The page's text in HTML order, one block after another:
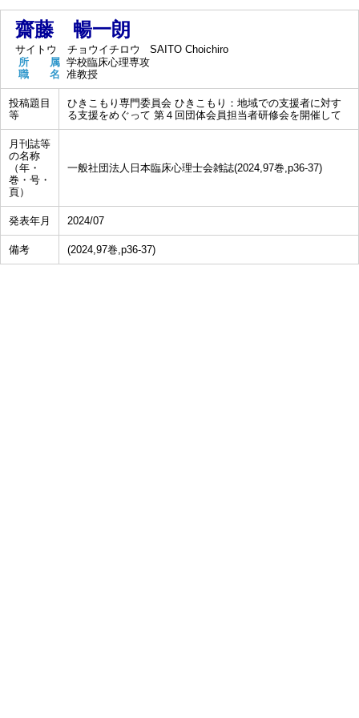
齋藤 暢一朗
サイトウ チョウイチロウ
SAITO Choichiro
所 属 学校臨床心理専攻
職 名 准教授
投稿題目
等
ひきこもり専門委員会 ひきこもり：地域での支援者に対す
る支援をめぐって 第４回団体会員担当者研修会を開催して
月刊誌等
の名称
（年・
巻・号・
頁）
一般社団法人日本臨床心理士会雑誌(2024,97巻,p36-37)
発表年月 2024/07
備考 (2024,97巻,p36-37)